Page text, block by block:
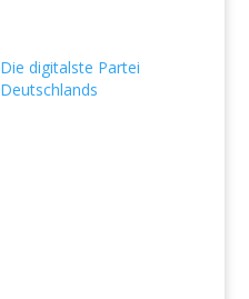
Die digitalste Partei
Deutschlands